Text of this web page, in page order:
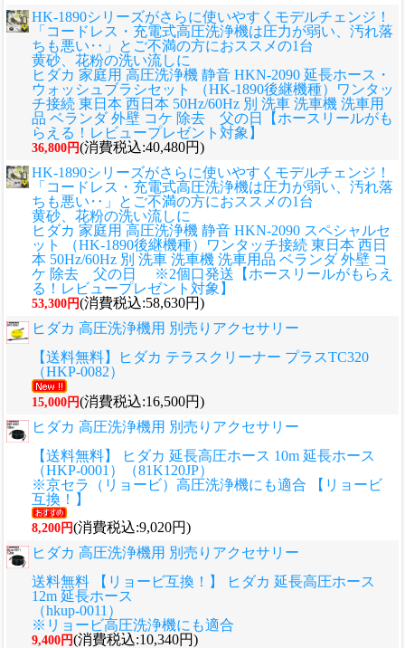
HK-1890シリーズがさらに使いやすくモデルチェンジ！
「コードレス・充電式高圧洗浄機は圧力が弱い、汚れ落
ちも悪い‥」とご不満の方におススメの1台
黄砂、花粉の洗い流しに
ヒダカ 家庭用 高圧洗浄機 静音 HKN-2090 延長ホース・
ウォッシュブラシセット （HK-1890後継機種）ワンタッ
チ接続 東日本 西日本 50Hz/60Hz 別 洗車 洗車機 洗車用
品 ベランダ 外壁 コケ 除去 父の日【ホースリールがも
らえる！レビュープレゼント対象】
36,800円(消費税込:40,480円)
HK-1890シリーズがさらに使いやすくモデルチェンジ！
「コードレス・充電式高圧洗浄機は圧力が弱い、汚れ落
ちも悪い‥」とご不満の方におススメの1台
黄砂、花粉の洗い流しに
ヒダカ 家庭用 高圧洗浄機 静音 HKN-2090 スペシャルセ
ット （HK-1890後継機種）ワンタッチ接続 東日本 西日
本 50Hz/60Hz 別 洗車 洗車機 洗車用品 ベランダ 外壁 コ
ケ 除去 父の日 ※2個口発送【ホースリールがもらえ
る！レビュープレゼント対象】
53,300円(消費税込:58,630円)
ヒダカ 高圧洗浄機用 別売りアクセサリー
【送料無料】ヒダカ テラスクリーナー プラスTC320
（HKP-0082）
15,000円(消費税込:16,500円)
ヒダカ 高圧洗浄機用 別売りアクセサリー
【送料無料】 ヒダカ 延長高圧ホース 10m 延長ホース
（HKP-0001）（81K120JP）
※京セラ（リョービ）高圧洗浄機にも適合 【リョービ
互換！】
8,200円(消費税込:9,020円)
ヒダカ 高圧洗浄機用 別売りアクセサリー
送料無料 【リョービ互換！】 ヒダカ 延長高圧ホース
12m 延長ホース
（hkup-0011）
※リョービ高圧洗浄機にも適合
9,400円(消費税込:10,340円)